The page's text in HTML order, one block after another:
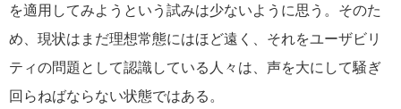
を適用してみようという試みは少ないように思う。そのた
め、現状はまだ理想常態にはほど遠く、それをユーザビリ
ティの問題として認識している人々は、声を大にして騒ぎ
回らねばならない状態ではある。